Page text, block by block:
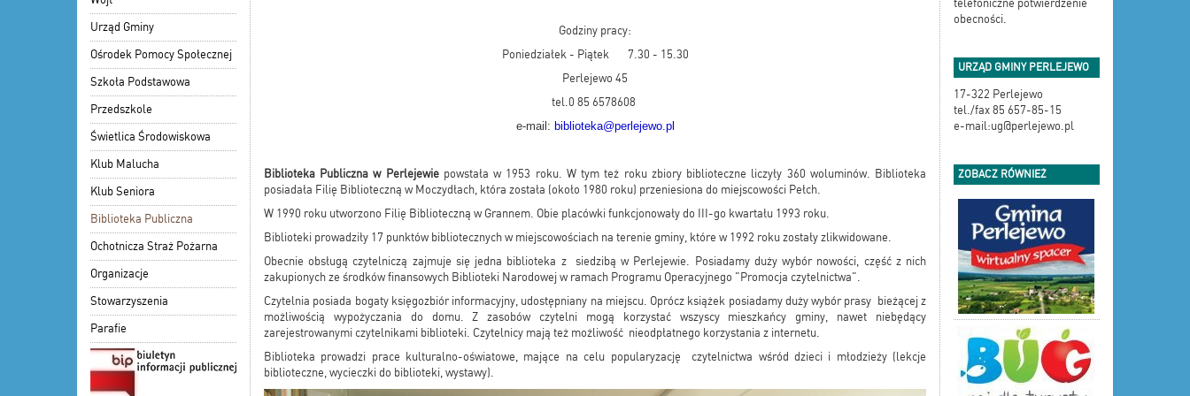
Urząd Gminy
Ośrodek Pomocy Społecznej
Szkoła Podstawowa
Przedszkole
Świetlica Środowiskowa
Klub Malucha
Klub Seniora
Biblioteka Publiczna
Ochotnicza Straż Pożarna
Organizacje
Stowarzyszenia
Parafie
Godziny pracy:
Poniedziałek - Piątek 7.30 - 15.30
Perlejewo 45
tel.0 85 6578608
e-mail: biblioteka@perlejewo.pl
Biblioteka Publiczna w Perlejewiepowstała w 1953 roku. W tym też roku zbiory biblioteczne liczyły 360 woluminów. Biblioteka
posiadała Filię Biblioteczną w Moczydłach, która została (około 1980 roku) przeniesiona do miejscowości Pełch.
W 1990 roku utworzono Filię Biblioteczną w Grannem. Obie placówki funkcjonowały do III-go kwartału 1993 roku.
Biblioteki prowadziły 17 punktów bibliotecznych w miejscowościach na terenie gminy, które w 1992 roku zostały zlikwidowane.
Obecnie obsługą czytelniczą zajmuje się jedna biblioteka z siedzibą w Perlejewie. Posiadamy duży wybór nowości, część z nich
zakupionych ze środków finansowych Biblioteki Narodowej w ramach Programu Operacyjnego "Promocja czytelnictwa".
Czytelnia posiada bogaty księgozbiór informacyjny, udostępniany na miejscu. Oprócz książek posiadamy duży wybór prasy bieżącej z
możliwością wypożyczania do domu. Z zasobów czytelni mogą korzystać wszyscy mieszkańcy gminy, nawet niebędący
zarejestrowanymi czytelnikami biblioteki. Czytelnicy mają też możliwość nieodpłatnego korzystania z internetu.
Biblioteka prowadzi prace kulturalno-oświatowe, mające na celu popularyzację czytelnictwa wśród dzieci i młodzieży (lekcje
biblioteczne, wycieczki do biblioteki, wystawy).
telefoniczne potwierdzenie
obecności.
URZĄD GMINY PERLEJEWO
17-322 Perlejewo
tel./fax 85 657-85-15
e-mail:ug@perlejewo.pl
ZOBACZ RÓWNIEŻ